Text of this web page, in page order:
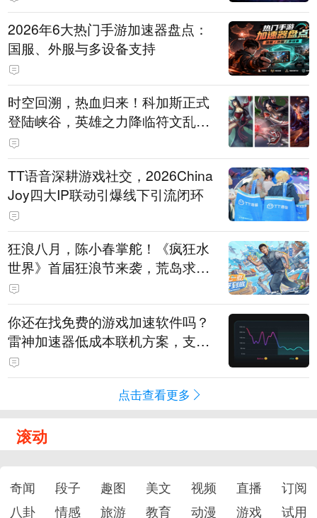
2026年6大热门手游加速器盘点：
国服、外服与多设备支持
时空回溯，热血归来！科加斯正式
登陆峡谷，英雄之力降临符文乱
斗！
TT语音深耕游戏社交，2026China
Joy四大IP联动引爆线下引流闭环
狂浪八月，陈小春掌舵！《疯狂水
世界》首届狂浪节来袭，荒岛求生
直播即将开启
你还在找免费的游戏加速软件吗？
雷神加速器低成本联机方案，支持
免费试用
点击查看更多
滚动
奇闻 段子 趣图 美文 视频 直播
订阅
八卦
情感 旅游 教育 动漫 游戏 试用